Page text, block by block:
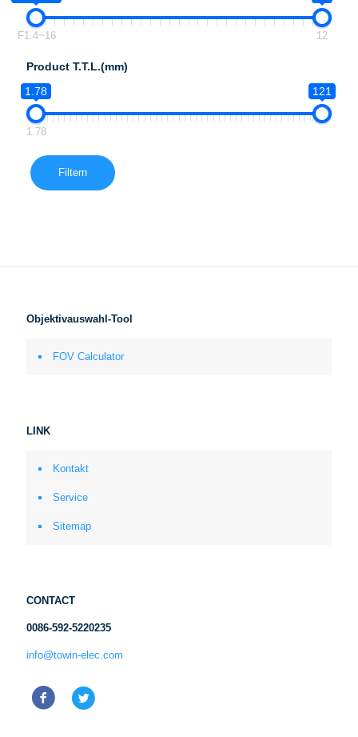
F1.4~16 12
Product T.T.L.(mm)
1.78
121
1.78
Filtern
Objektivauswahl-Tool
FOV Calculator
LINK
Kontakt
Service
Sitemap
CONTACT
0086-592-5220235
info@towin-elec.com